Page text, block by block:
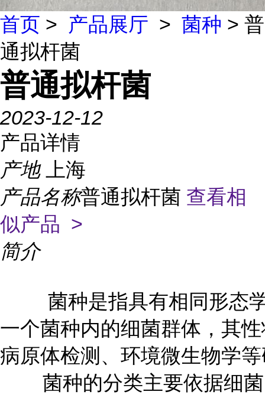
首页 > 产品展厅 > 菌种 > 普
通拟杆菌
普通拟杆菌
2023-12-12
产品详情
产地
上海
产品名称普通拟杆菌 查看相
似产品 >
简介
菌种是指具有相同形态学
一个菌种内的细菌群体，其
病原体检测、环境微生物学
菌种的分类主要依据细菌